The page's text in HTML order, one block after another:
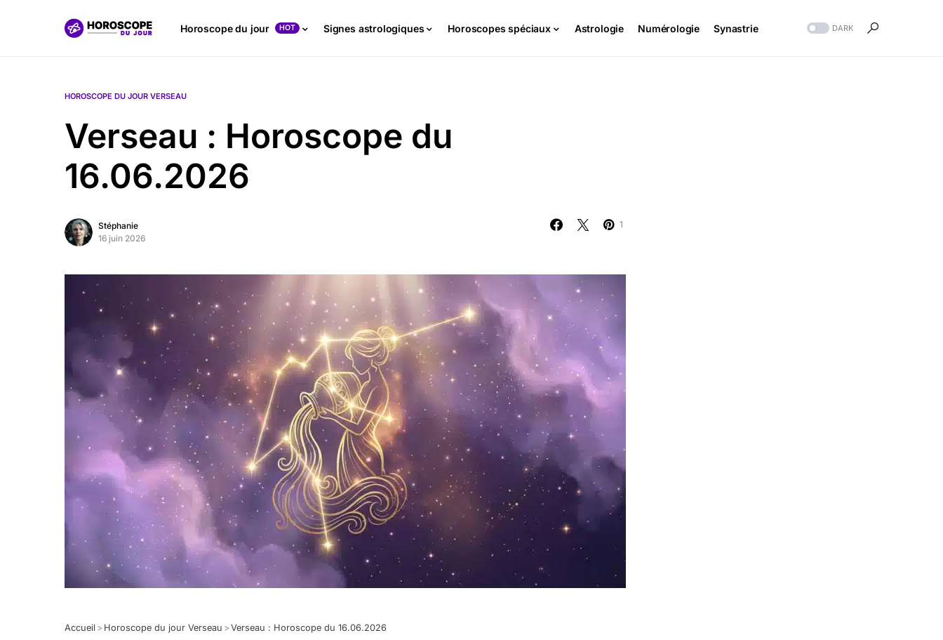
Horoscope du jour HOT Signes astrologiques Horoscopes spéciaux Astrologie Numérologie Synastrie DARK
HOROSCOPE DU JOUR VERSEAU
Verseau : Horoscope du
16.06.2026
Stéphanie
16 juin 2026
1
Accueil > Horoscope du jour Verseau >Verseau : Horoscope du 16.06.2026